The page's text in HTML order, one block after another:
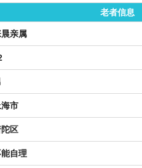
老者信息
亲属
海市
区
自理